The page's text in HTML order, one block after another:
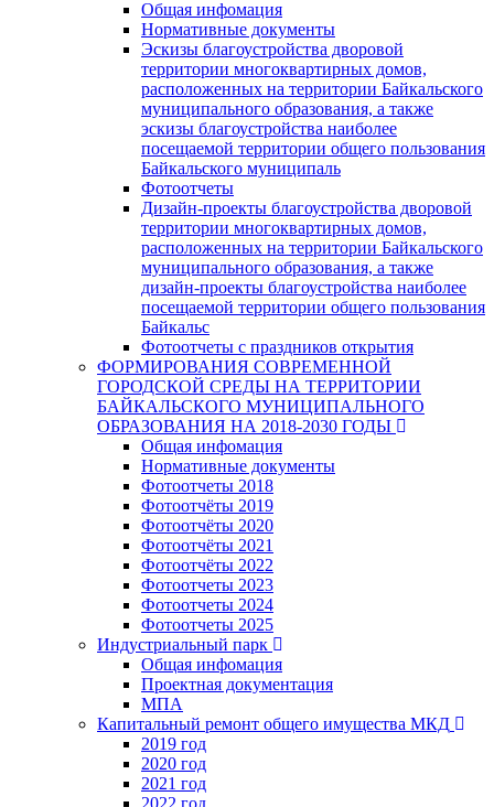
Общая инфомация
Нормативные документы
Эскизы благоустройства дворовой
территории многоквартирных домов,
расположенных на территории Байкальского
муниципального образования, а также
эскизы благоустройства наиболее
посещаемой территории общего пользования
Байкальского муниципаль
Фотоотчеты
Дизайн-проекты благоустройства дворовой
территории многоквартирных домов,
расположенных на территории Байкальского
муниципального образования, а также
дизайн-проекты благоустройства наиболее
посещаемой территории общего пользования
Байкальс
Фотоотчеты с праздников открытия
ФОРМИРОВАНИЯ СОВРЕМЕННОЙ
ГОРОДСКОЙ СРЕДЫ НА ТЕРРИТОРИИ
БАЙКАЛЬСКОГО МУНИЦИПАЛЬНОГО
ОБРАЗОВАНИЯ НА 2018-2030 ГОДЫ
Общая инфомация
Нормативные документы
Фотоотчеты 2018
Фотоотчёты 2019
Фотоотчёты 2020
Фотоотчёты 2021
Фотоотчёты 2022
Фотоотчеты 2023
Фотоотчеты 2024
Фотоотчеты 2025
Индустриальный парк
Общая инфомация
Проектная документация
МПА
Капитальный ремонт общего имущества МКД
2019 год
2020 год
2021 год
2022 год